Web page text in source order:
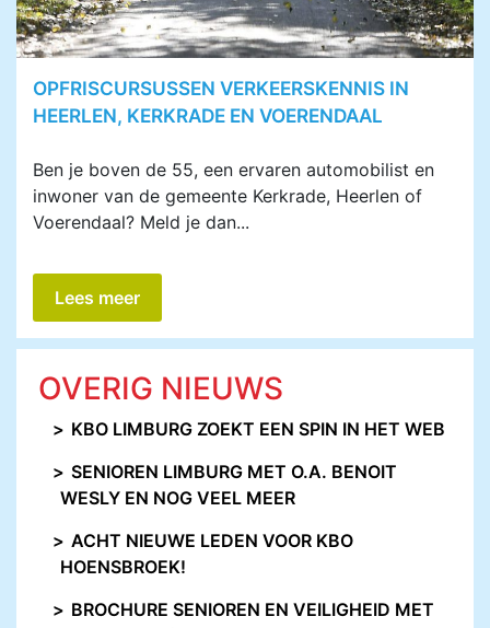
OPFRISCURSUSSEN VERKEERSKENNIS IN
HEERLEN, KERKRADE EN VOERENDAAL
Ben je boven de 55, een ervaren automobilist en
inwoner van de gemeente Kerkrade, Heerlen of
Voerendaal? Meld je dan...
Lees meer
OVERIG NIEUWS
KBO LIMBURG ZOEKT EEN SPIN IN HET WEB
SENIOREN LIMBURG MET O.A. BENOIT
WESLY EN NOG VEEL MEER
ACHT NIEUWE LEDEN VOOR KBO
HOENSBROEK!
BROCHURE SENIOREN EN VEILIGHEID MET